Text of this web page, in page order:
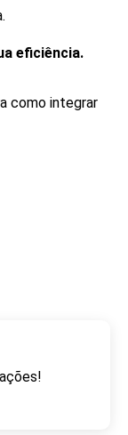
eficiência.
como integrar